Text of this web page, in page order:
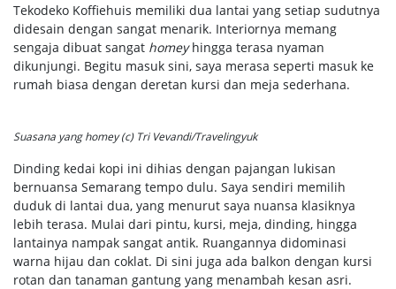
Tekodeko Koffiehuis memiliki dua lantai yang setiap sudutnya
didesain dengan sangat menarik. Interiornya memang
sengaja dibuat sangat homeyhingga terasa nyaman
dikunjungi. Begitu masuk sini, saya merasa seperti masuk ke
rumah biasa dengan deretan kursi dan meja sederhana.
Suasana yanghomey(c) Tri Vevandi/Travelingyuk
Dinding kedai kopi ini dihias dengan pajangan lukisan
bernuansa Semarang tempo dulu. Saya sendiri memilih
duduk di lantai dua, yang menurut saya nuansa klasiknya
lebih terasa. Mulai dari pintu, kursi, meja, dinding, hingga
lantainya nampak sangat antik. Ruangannya didominasi
warna hijau dan coklat. Di sini juga ada balkon dengan kursi
rotan dan tanaman gantung yang menambah kesan asri.